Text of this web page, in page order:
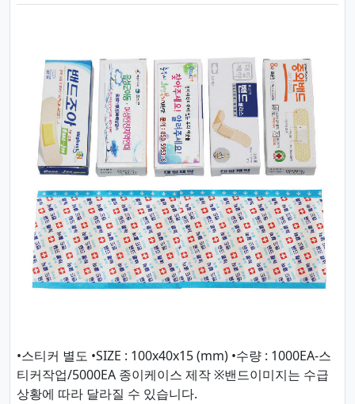
•스티커 별도 •SIZE : 100x40x15 (mm) •수량 : 1000EA-스
티커작업/5000EA 종이케이스 제작 ※밴드이미지는 수급
상황에 따라 달라질 수 있습니다.